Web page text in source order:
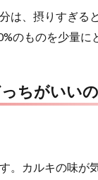
は、摂りすぎる
のものを少量に
ちがいい
。カルキの味が